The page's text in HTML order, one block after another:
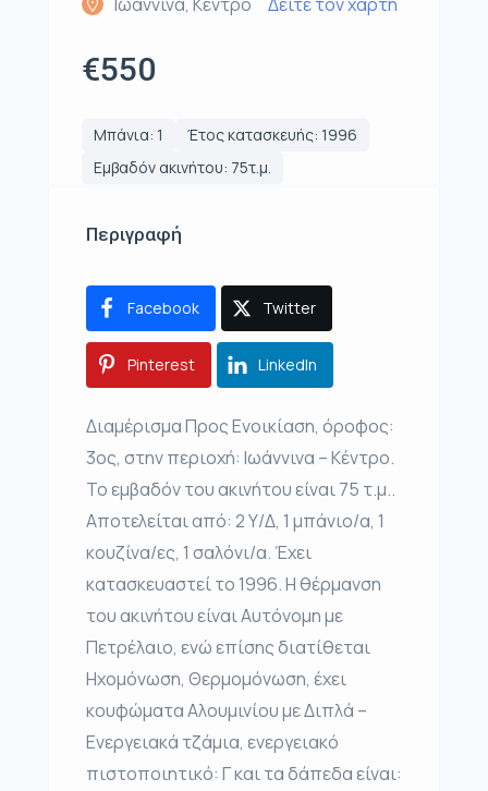
€550
Μπάνια: 1
Έτος κατασκευής: 1996
Εμβαδόν ακινήτου: 75τ.μ.
Περιγραφή
Facebook Twitter
Pinterest LinkedIn
Διαμέρισμα Προς Ενοικίαση, όροφος:
3ος, στην περιοχή: Ιωάννινα – Κέντρο.
Το εμβαδόν του ακινήτου είναι 75 τ.μ..
Αποτελείται από: 2 Υ/Δ, 1 μπάνιο/α, 1
κουζίνα/ες, 1 σαλόνι/α. Έχει
κατασκευαστεί το 1996. Η θέρμανση
του ακινήτου είναι Αυτόνομη με
Πετρέλαιο, ενώ επίσης διατίθεται
Ηχομόνωση, Θερμομόνωση, έχει
κουφώματα Αλουμινίου με Διπλά –
Ενεργειακά τζάμια, ενεργειακό
πιστοποιητικό: Γ και τα δάπεδα είναι: